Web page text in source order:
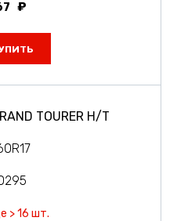
TOURER H/T
> 16 шт.